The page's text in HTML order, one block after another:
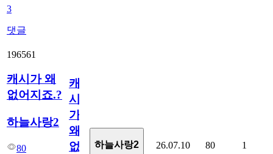
3
댓글
196561
캐시가 왜
없어지죠.?
하늘사랑2
80
캐
시
가
왜
없
하늘사랑2 26.07.10 80 1